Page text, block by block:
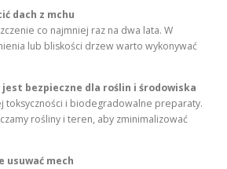
dach z mchu
co najmniej raz na dwa lata. W
lub bliskości drzew warto wykonywać
jest bezpieczne dla roślin i środowiska
toksyczności i biodegradowalne preparaty.
rośliny i teren, aby zminimalizować
usuwać mech